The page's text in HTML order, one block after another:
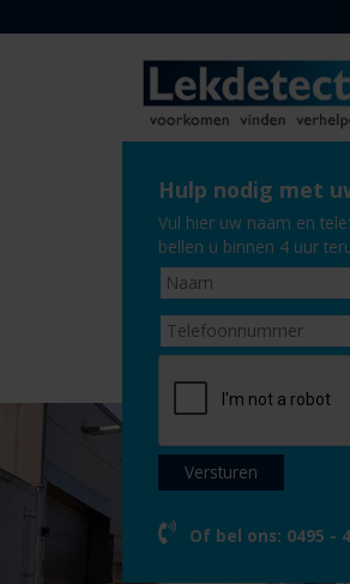
Hulp nodig met
Vul hier uw naam en
bellen u binnen 4 uur
Of bel ons: 0495 -